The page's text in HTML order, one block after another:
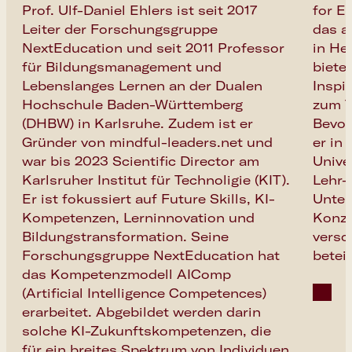
Durch die neuen Impulse können die
Teilnehmer:innen ihre Ideen für eigene KI-
Kompetenz-Angebote weiterentwickeln.
Zusätzliche Materialien geben erste Einblicke
in ethische Aspekte, die für die KI-Bildung
und -Vermittlung bedeutsam sind.
Prof. Ulf-Daniel Ehlers ist seit 2017
Leiter der Forschungsgruppe
NextEducation und seit 2011 Professor
für Bildungsmanagement und
Lebenslanges Lernen an der Dualen
Hochschule Baden-Württemberg
(DHBW) in Karlsruhe. Zudem ist er
Gründer von mindful-leaders.net und
war bis 2023 Scientific Director am
Karlsruher Institut für Technoligie (KIT).
Er ist fokussiert auf Future Skills, KI-
Kompetenzen, Lerninnovation und
Bildungstransformation. Seine
Forschungsgruppe NextEducation hat
das Kompetenzmodell AIComp
(Artificial Intelligence Competences)
erarbeitet. Abgebildet werden darin
solche KI-Zukunftskompetenzen, die
for
das
in
zum
er in